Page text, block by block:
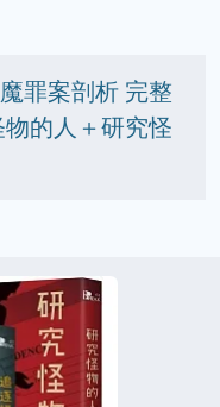
罪案剖析 完整
的人＋研究怪